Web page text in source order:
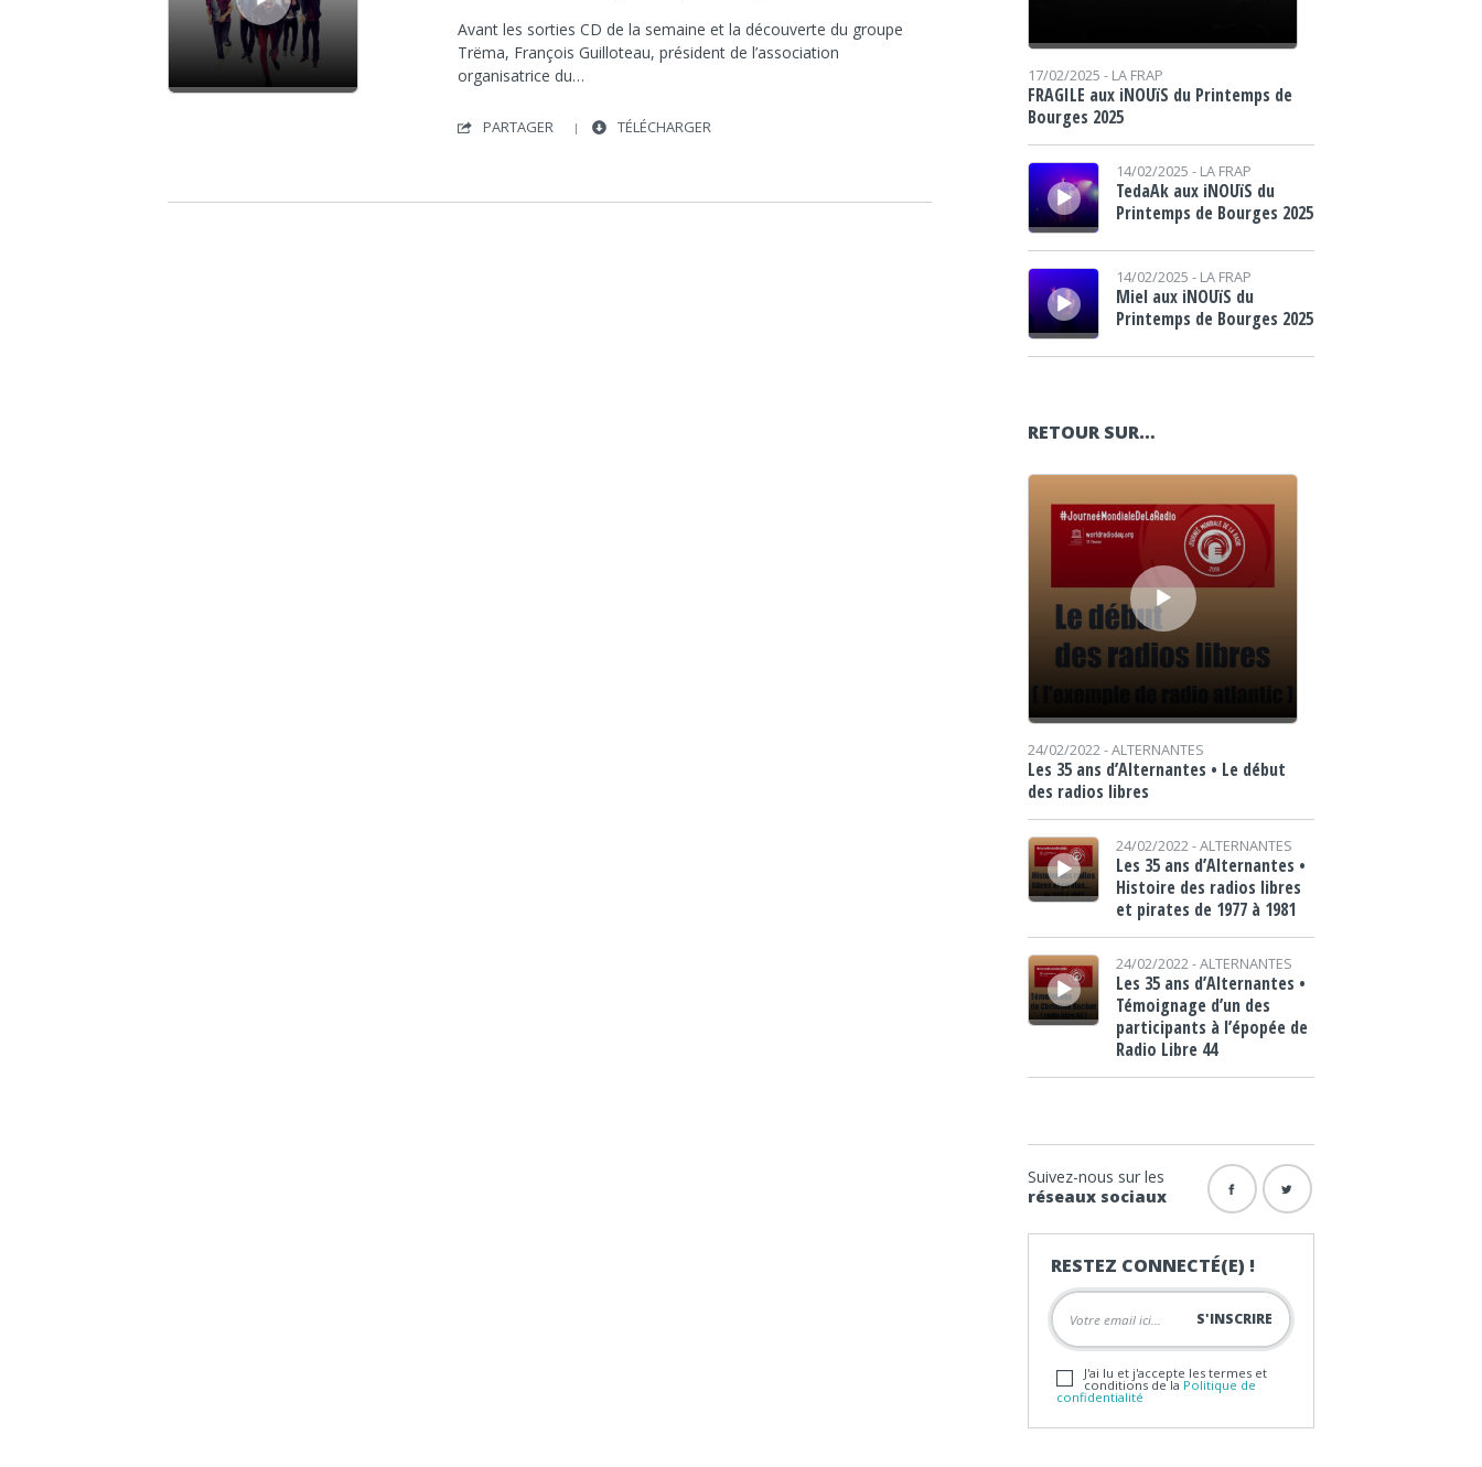
Avant les sorties CD de la semaine et la découverte du groupe
Trëma, François Guilloteau, président de l’association
organisatrice du…
PARTAGER TÉLÉCHARGER
17/02/2025 - LA FRAP
FRAGILE aux iNOUïS du Printemps de
Bourges 2025
Lecteur audio
14/02/2025 - LA FRAP
TedaAk aux iNOUïS du
Printemps de Bourges 2025
Lecteur audio 14/02/2025 - LA FRAP
Miel aux iNOUïS du
Printemps de Bourges 2025
RETOUR SUR…
Lecteur audio
24/02/2022 -ALTERNANTES
Les 35 ans d’Alternantes • Le début
des radios libres
Lecteur audio
24/02/2022 -ALTERNANTES
Les 35 ans d’Alternantes •
Histoire des radios libres
et pirates de 1977 à 1981
Lecteur audio
24/02/2022 -ALTERNANTES
Les 35 ans d’Alternantes •
Témoignage d’un des
participants à l’épopée de
Radio Libre 44
Suivez-nous sur les
réseaux sociaux
RESTEZ CONNECTÉ(E) !
J'ai lu et j'accepte les termes et
conditions de la Politique de
confidentialité